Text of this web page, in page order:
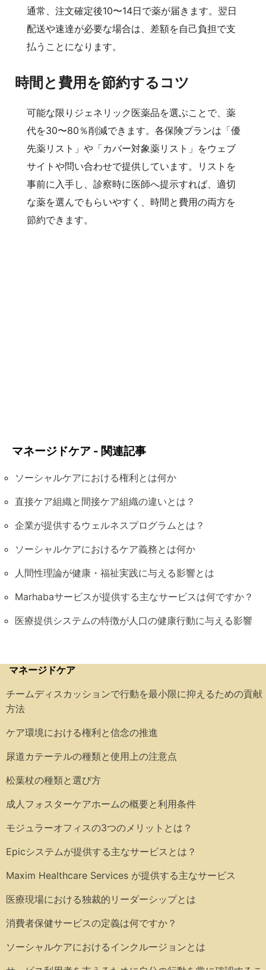
通常、注文確定後10〜14日で薬が届きます。翌日
配送や速達が必要な場合は、差額を自己負担で支
払うことになります。
時間と費用を節約するコツ
可能な限りジェネリック医薬品を選ぶことで、薬
代を30〜80％削減できます。各保険プランは「優
先薬リスト」や「カバー対象薬リスト」をウェブ
サイトや問い合わせで提供しています。リストを
事前に入手し、診察時に医師へ提示すれば、適切
な薬を選んでもらいやすく、時間と費用の両方を
節約できます。
マネージドケア - 関連記事
ソーシャルケアにおける権利とは何か
直接ケア組織と間接ケア組織の違いとは？
企業が提供するウェルネスプログラムとは？
ソーシャルケアにおけるケア義務とは何か
人間性理論が健康・福祉実践に与える影響とは
Marhabaサービスが提供する主なサービスは何ですか？
医療提供システムの特徴が人口の健康行動に与える影響
マネージドケア
チームディスカッションで行動を最小限に抑えるための貢献
方法
ケア環境における権利と信念の推進
尿道カテーテルの種類と使用上の注意点
松葉杖の種類と選び方
成人フォスターケアホームの概要と利用条件
モジュラーオフィスの3つのメリットとは？
Epicシステムが提供する主なサービスとは？
Maxim Healthcare Services が提供する主なサービス
医療現場における独裁的リーダーシップとは
消費者保健サービスの定義は何ですか？
ソーシャルケアにおけるインクルージョンとは